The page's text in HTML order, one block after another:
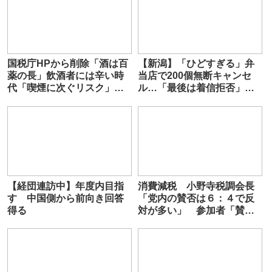
国税庁HPから削除「酒は百
薬の長」飲酒者には辛い時
代「喫煙に次ぐリスク」根
【新潟】「ひどすぎる」弁
当店で200個無断キャンセ
ル…「最後は着信拒否」
【経団連訪中】年度内目指
す 中国側から前向き回答
得る
消費減税 小野寺税調会長
「党内の賛否は６：４で反
対が多い」 参加者「賛成